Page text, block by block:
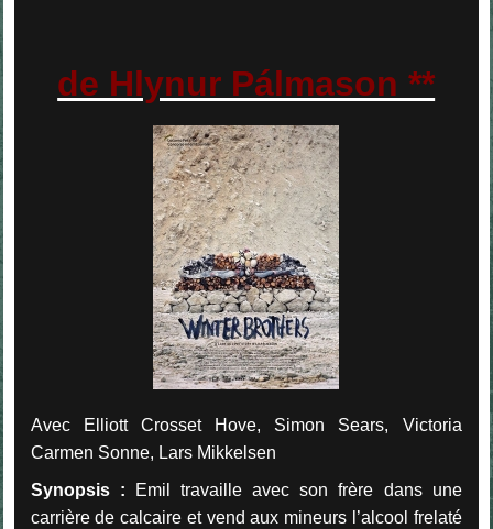
de Hlynur Pálmason **
Avec Elliott Crosset Hove, Simon Sears, Victoria
Carmen Sonne, Lars Mikkelsen
Synopsis : Emil travaille avec son frère dans une
carrière de calcaire et vend aux mineurs l’alcool frelaté